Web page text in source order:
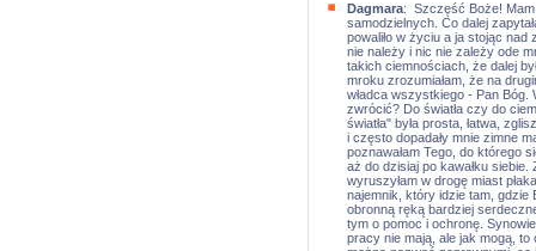
Dagmara: Szczęść Boże! Mam
samodzielnych. Co dalej
powaliło w życiu a ja stojąc
nie należy i nic nie zależy ode
takich ciemnościach, że dalej
mroku zrozumiałam, że na
władca wszystkiego - Pan Bóg.
zwrócić? Do światła czy do
światła" była prosta, łatwa,
i często dopadały mnie zimne
poznawałam Tego, do którego
aż do dzisiaj po kawałku
wyruszyłam w drogę miast
najemnik, który idzie tam, gdzie
obronną ręką bardziej
tym o pomoc i ochronę.
pracy nie mają, ale jak mogą,